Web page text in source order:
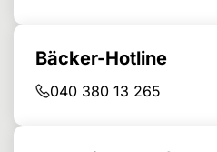
Bäcker-Hotline
040 380 13 265